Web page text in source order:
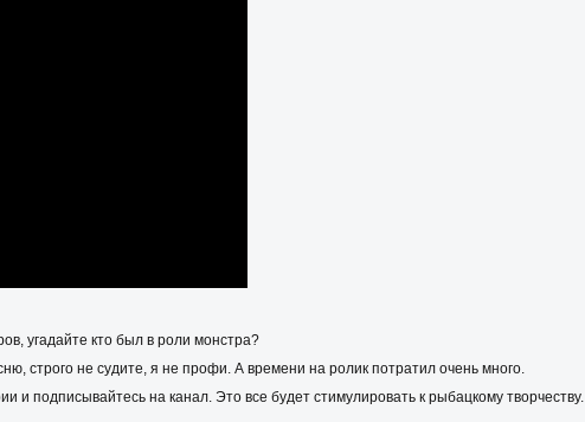
угадайте кто был в роли монстра?
строго не судите, я не профи. А времени на ролик потратил очень много.
подписывайтесь на канал. Это все будет стимулировать к рыбацкому творчеству.